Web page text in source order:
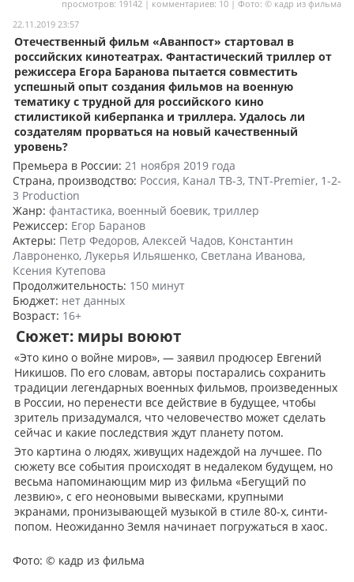
Мои материалы
Мои места
Моя личная афиша
Перечитать
просмотров: 19142 | комментариев: 10 | Фото: © кадр из фильма
22.11.2019 23:57
Отечественный фильм «Аванпост» стартовал в
российских кинотеатрах. Фантастический триллер от
режиссера Егора Баранова пытается совместить
успешный опыт создания фильмов на военную
тематику с трудной для российского кино
стилистикой киберпанка и триллера. Удалось ли
создателям прорваться на новый качественный
уровень?
Премьера в России: 21 ноября 2019 года
Страна, производство: Россия, Канал ТВ-3, TNT-Premier, 1-2-
3 Production
Жанр: фантастика, военный боевик, триллер
Режиссер: Егор Баранов
Актеры: Петр Федоров, Алексей Чадов, Константин
Лавроненко, Лукерья Ильяшенко, Светлана Иванова,
Ксения Кутепова
Продолжительность: 150 минут
Бюджет: нет данных
Возраст: 16+
Сюжет: миры воюют
«Это кино о войне миров», — заявил продюсер Евгений
Никишов. По его словам, авторы постарались сохранить
традиции легендарных военных фильмов, произведенных
в России, но перенести все действие в будущее, чтобы
зритель призадумался, что человечество может сделать
сейчас и какие последствия ждут планету потом.
Это картина о людях, живущих надеждой на лучшее. По
сюжету все события происходят в недалеком будущем, но
весьма напоминающим мир из фильма «Бегущий по
лезвию», с его неоновыми вывесками, крупными
экранами, пронизывающей музыкой в стиле 80-х, синти-
попом. Неожиданно Земля начинает погружаться в хаос.
Фото: © кадр из фильма